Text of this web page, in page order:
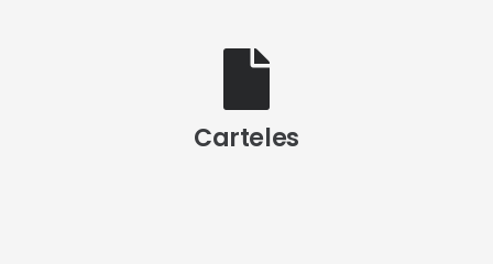
Carteles